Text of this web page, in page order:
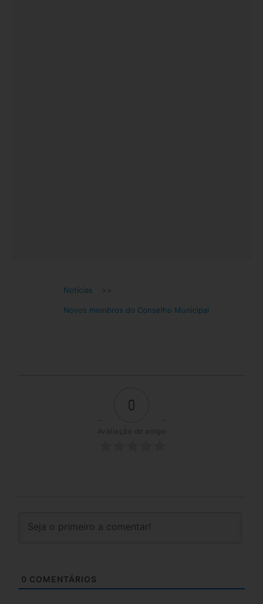
Notícias >>
Novos membros do Conselho Municipal
0
Avaliação do artigo
0 COMENTÁRIOS